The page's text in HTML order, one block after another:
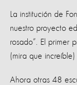
La institución de
nuestro proyecto
rosado”. El primer
(mira que increíble)
Ahora otras 48